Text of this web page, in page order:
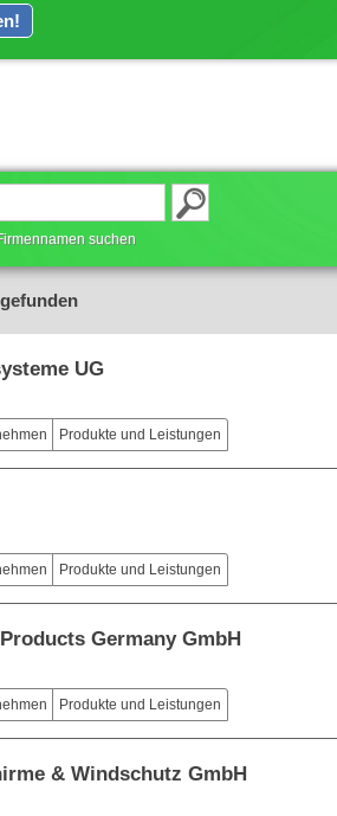
suchen
UG
Produkte und Leistungen
Produkte und Leistungen
Germany GmbH
Produkte und Leistungen
& Windschutz GmbH